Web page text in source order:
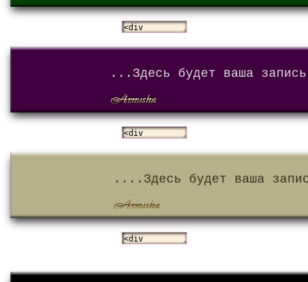
...Здесь будет ваша
....Здесь будет ваша